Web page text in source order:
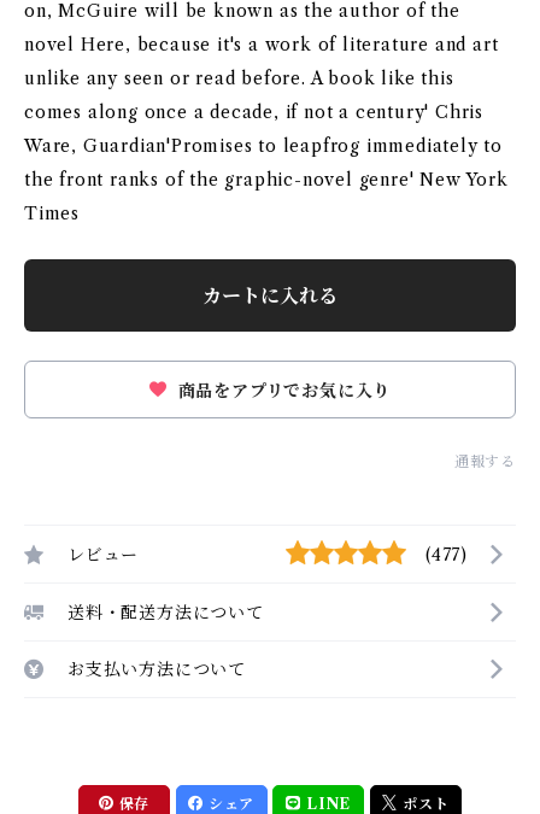
on, McGuire will be known as the author of the
novel Here, because it's a work of literature and art
unlike any seen or read before. A book like this
comes along once a decade, if not a century' Chris
Ware, Guardian'Promises to leapfrog immediately to
the front ranks of the graphic-novel genre' New York
Times
カートに入れる
商品をアプリでお気に入り
通報する
レビュー (477)
送料・配送方法について
お支払い方法について
保存 シェア LINE ポスト